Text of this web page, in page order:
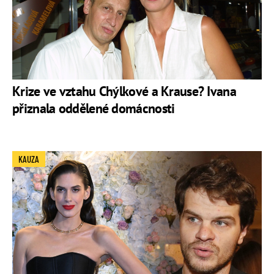
Krize ve vztahu Chýlkové a Krause? Ivana
přiznala oddělené domácnosti
KAUZA